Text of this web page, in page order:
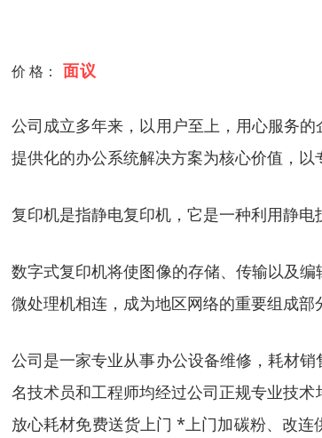
价 格： 面议
公司成立多年来，以用户至上，用心服务
提供化的办公系统解决方案为核心价值，以
复印机是指静电复印机，它是一种利用静电
数字式复印机将使图像的存储、传输以及
微处理机相连，成为地区网络的重要组成部
公司是一家专业从事办公设备维修，耗材
名技术员和工程师均经过公司正规专业技
放心耗材免费送货上门 *上门加碳粉、改